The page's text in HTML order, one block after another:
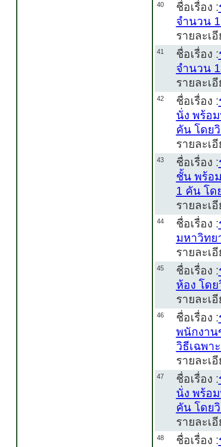
40 ชื่อเรื่อง :
จำนวน 1
รายละเ
41 ชื่อเรื่อง :
จำนวน 1
รายละเ
42 ชื่อเรื่อง :
นั่ง พร้อ
คัน โดยวิ
รายละเ
43 ชื่อเรื่อง :
ชั้น พร้อ
1 คัน โด
รายละเ
44 ชื่อเรื่อง :
มหาวิทย
รายละเ
45 ชื่อเรื่อง :
ห้อง โดย
รายละเ
46 ชื่อเรื่อง :
พนักงาน
วิธีเฉพา
รายละเ
47 ชื่อเรื่อง :
นั่ง พร้อ
คัน โดยวิ
รายละเ
48 ชื่อเรื่อง :